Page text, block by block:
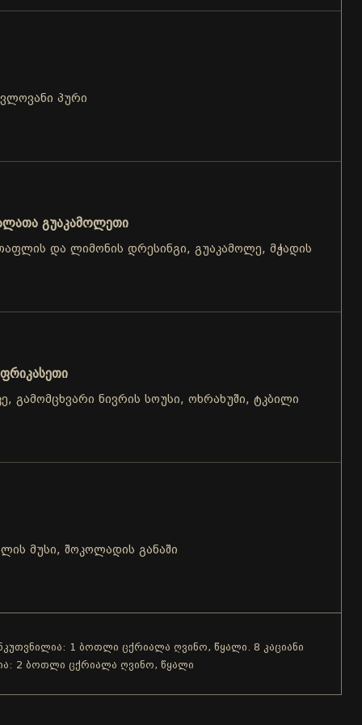
პური
გუაკამოლეთი
და ლიმონის დრესინგი, გუაკამოლე, მჭადის
გამომცხვარი ნივრის სოუსი, ოხრახუში, ტკბილი
მუსი, შოკოლადის განაში
1 ბოთლი ცქრიალა ღვინო, წყალი. 8 კაციანი
2 ბოთლი ცქრიალა ღვინო, წყალი